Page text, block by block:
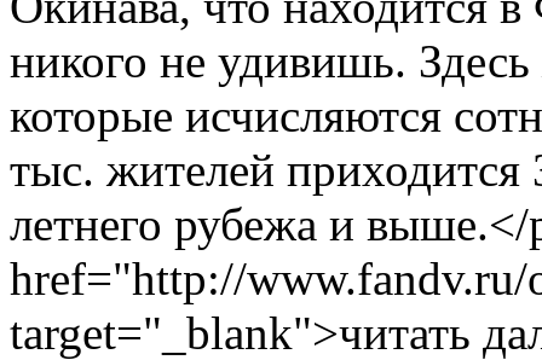
никого не удивишь.
которые исчисляются
тыс. жителей
летнего рубежа и
href="http://
target="_blank">читать